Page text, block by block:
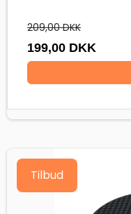
209,00 DKK
199,00 DKK
Tilbud